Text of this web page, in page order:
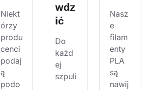
Niekt
órzy
produ
cenci
podaj
ą
podo
wdz
ić
Do
każd
ej
szpuli
Nasz
e
filam
enty
PLA
są
nawij